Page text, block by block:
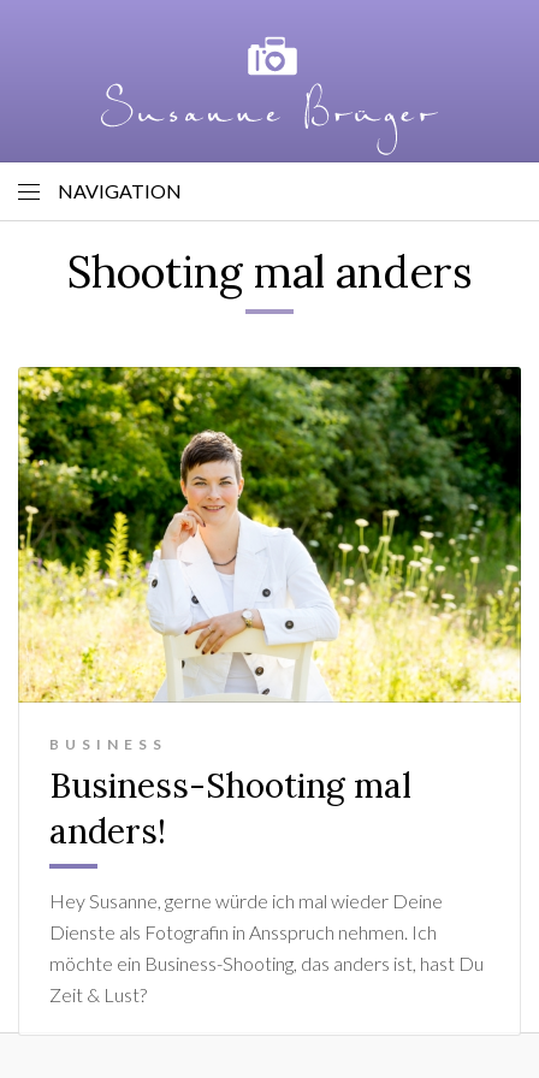
NAVIGATION
Shooting mal anders
BUSINESS
Business-Shooting mal
anders!
Hey Susanne, gerne würde ich mal wieder Deine
Dienste als Fotografin in Ansspruch nehmen. Ich
möchte ein Business-Shooting, das anders ist, hast Du
Zeit & Lust?